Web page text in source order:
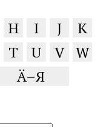
H I J
K
T U V W
Ä–Я